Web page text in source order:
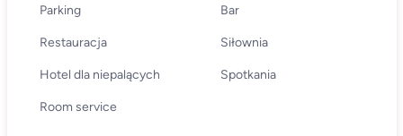
Parking Bar
Restauracja Siłownia
Hotel dla niepalących Spotkania
Room service